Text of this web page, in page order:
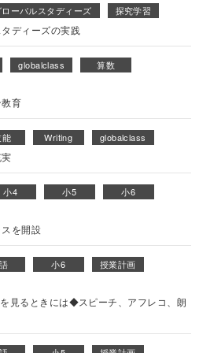
ローバルスタディーズ 探究学習
ディーズの実践
globalclass
算数
育
能 Writing globalclass
小4 小5
小6
を開設
小6
授業計画
見るときには◆スピーチ、アフレコ、朗